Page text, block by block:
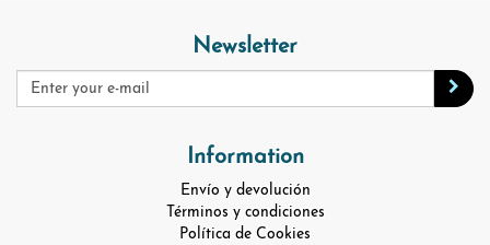
Newsletter
Information
Envío y devolución
Términos y condiciones
Política de Cookies